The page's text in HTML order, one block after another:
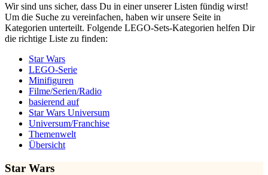
Wir sind uns sicher, dass Du in einer unserer Listen fündig wirst!
Um die Suche zu vereinfachen, haben wir unsere Seite in
Kategorien unterteilt. Folgende LEGO-Sets-Kategorien helfen Dir
die richtige Liste zu finden:
Star Wars
LEGO-Serie
Minifiguren
Filme/Serien/Radio
basierend auf
Star Wars Universum
Universum/Franchise
Themenwelt
Übersicht
Star Wars